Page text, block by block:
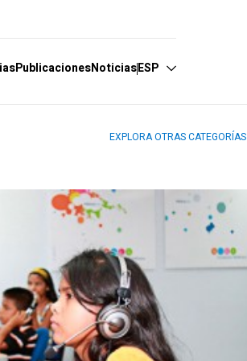
PublicacionesNoticiasESP
EXPLORA OTRAS CATEGORÍAS